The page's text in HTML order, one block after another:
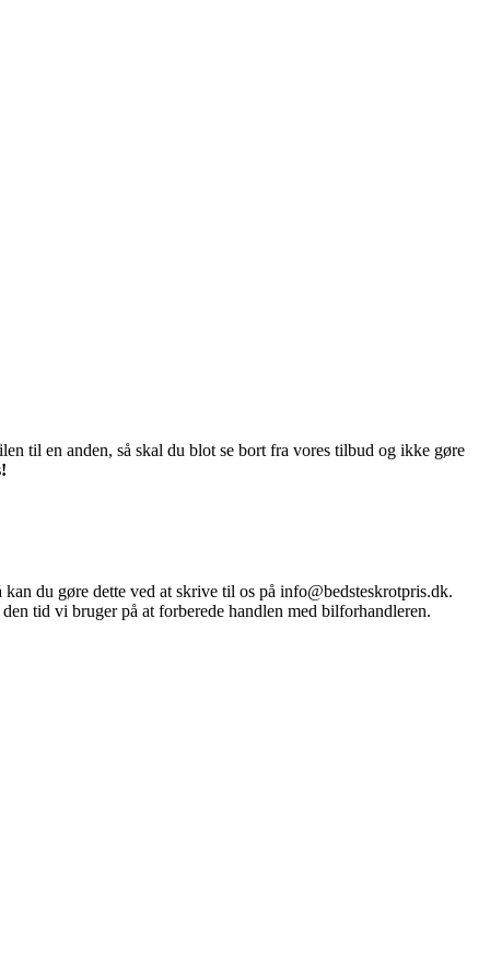
til en anden, så skal du blot se bort fra vores tilbud og ikke gøre
du gøre dette ved at skrive til os på info@bedsteskrotpris.dk.
tid vi bruger på at forberede handlen med bilforhandleren.